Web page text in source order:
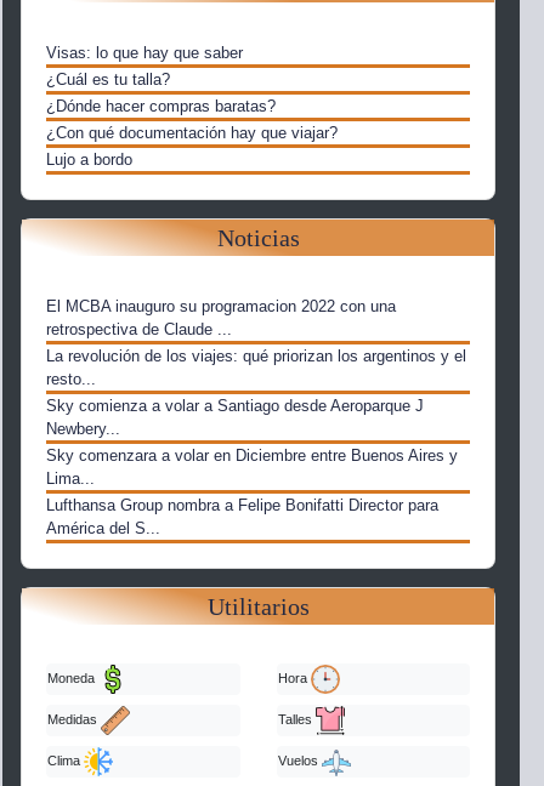
Visas: lo que hay que saber
¿Cuál es tu talla?
¿Dónde hacer compras baratas?
¿Con qué documentación hay que viajar?
Lujo a bordo
Noticias
El MCBA inauguro su programacion 2022 con una
retrospectiva de Claude ...
La revolución de los viajes: qué priorizan los argentinos y el
resto...
Sky comienza a volar a Santiago desde Aeroparque J
Newbery...
Sky comenzara a volar en Diciembre entre Buenos Aires y
Lima...
Lufthansa Group nombra a Felipe Bonifatti Director para
América del S...
Utilitarios
Moneda
Medidas
Clima
Hora
Talles
Vuelos